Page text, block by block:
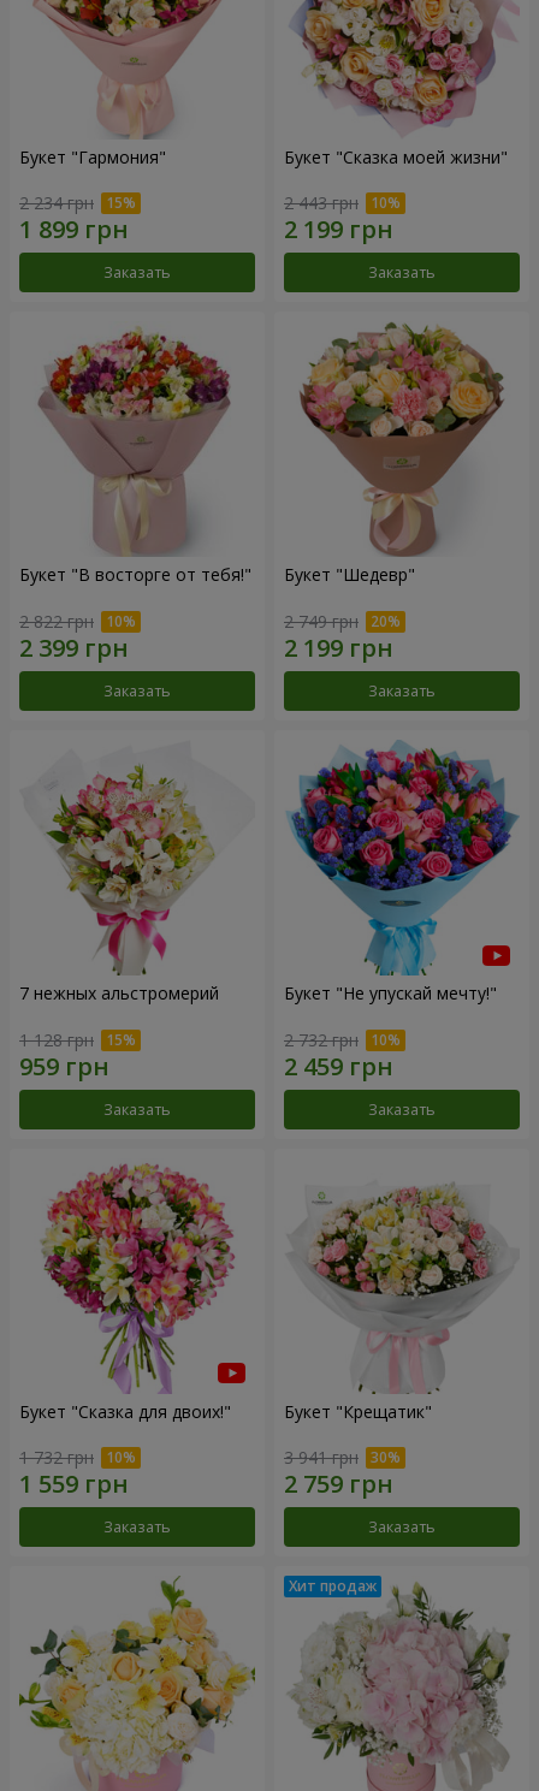
Букет "Гармония"
2 234 грн
Заказать
Букет "Сказка моей жизни"
2 443 грн
Заказать
Букет "В восторге от тебя!"
2 822 грн
Заказать
Букет "Шедевр"
2 749 грн
Заказать
7 нежных альстромерий
1 128 грн
Заказать
Букет "Не упускай мечту!"
2 732 грн
Заказать
Букет "Сказка для двоих!"
1 732 грн
Заказать
Букет "Крещатик"
3 941 грн
Заказать